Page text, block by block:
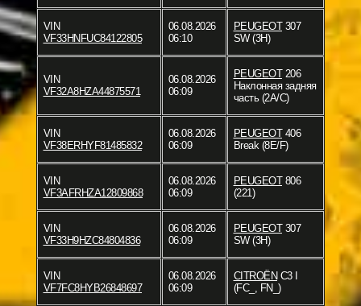
VIN
VF33HNFUC84122805
06.08.2026
06:10
PEUGEOT307
SW (3H)
VIN
VF32A8HZA44875571
06.08.2026
06:09
PEUGEOT206
Наклонная задняя
часть (2A/C)
VIN
VF38ERHYF81485832
06.08.2026
06:09
PEUGEOT406
Break (8E/F)
VIN
VF3AFRHZA12809868
06.08.2026
06:09
PEUGEOT806
(221)
VIN
VF33H9HZC84804836
06.08.2026
06:09
PEUGEOT307
SW (3H)
VIN
VF7FC8HYB26848697
06.08.2026
06:09
CITROËN C3 I
(FC_, FN_)